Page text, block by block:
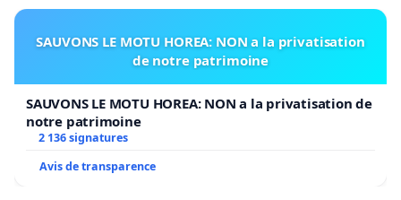
SAUVONS LE MOTU HOREA: NON a la privatisation
de notre patrimoine
SAUVONS LE MOTU HOREA: NON a la privatisation de
notre patrimoine
2 136 signatures
Avis de transparence